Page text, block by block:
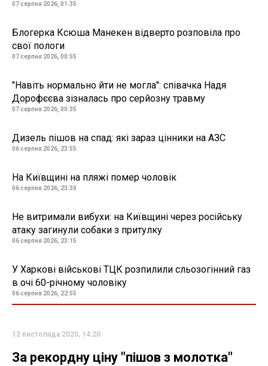
07 серпня 2026, 01:35
Блогерка Ксюша Манекен відверто розповіла про
свої пологи
07 серпня 2026, 00:55
"Навіть нормально йти не могла": співачка Надя
Дорофєєва зізналась про серйозну травму
07 серпня 2026, 00:35
Дизель пішов на спад: які зараз цінники на АЗС
06 серпня 2026, 23:55
На Київщині на пляжі помер чоловік
06 серпня 2026, 23:30
Не витримали вибухи: на Київщині через російську
атаку загинули собаки з притулку
06 серпня 2026, 23:15
У Харкові військові ТЦК розпилили сльозогінний газ
в очі 60-річному чоловіку
06 серпня 2026, 22:55
12 листопада 2020, 14:20
За рекордну ціну "пішов з молотка"